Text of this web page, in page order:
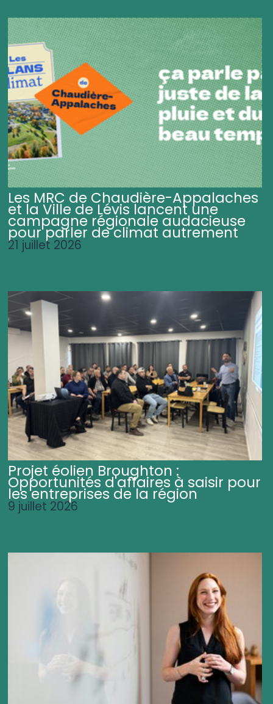
Les MRC de Chaudière-Appalaches
et la Ville de Lévis lancent une
campagne régionale audacieuse
pour parler de climat autrement
21 juillet 2026
Projet éolien Broughton :
Opportunités d'affaires à saisir pour
les entreprises de la région
9 juillet 2026